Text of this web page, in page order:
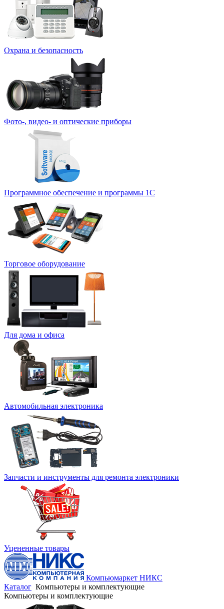
Охрана и безопасность
Фото-, видео- и оптические приборы
Программное обеспечение и программы 1С
Торговое оборудование
Для дома и офиса
Автомобильная электроника
Запчасти и инструменты для ремонта электроники
Уцененные товары
Компьюмаркет НИКС
Каталог Компьютеры и комплектующие
Компьютеры и комплектующие